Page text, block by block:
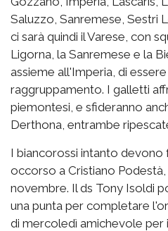
Saluzzo, Sanremese, Sestri
ci sarà quindi il Varese, con
Ligorna, la Sanremese e la
assieme all'Imperia, di
raggruppamento. I galletti
piemontesi, e sfideranno
Derthona, entrambe
I biancorossi intanto
occorso a Cristiano
novembre. Il ds Tony Isoldi
una punta per completare
di mercoledì amichevole per